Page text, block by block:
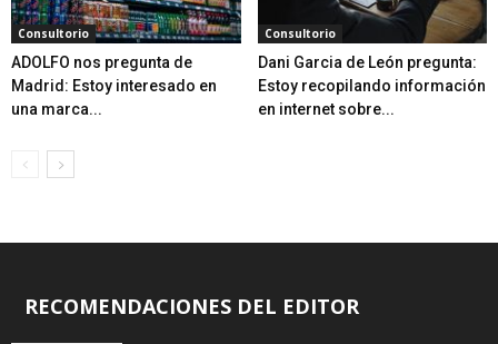
Consultorio
ADOLFO nos pregunta de
Madrid: Estoy interesado en
una marca...
Consultorio
Dani Garcia de León pregunta:
Estoy recopilando información
en internet sobre...
RECOMENDACIONES DEL EDITOR